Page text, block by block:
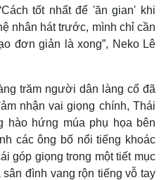
tốt nhất để 'ăn gian' khi
nhân hát trước, mình chỉ cần
đơn giản là xong”, Neko Lê
trăm người dân làng cổ đã
nhận vai giọng chính, Thái
hào hứng múa phụ họa bên
các ông bố nổi tiếng khoác
góp giọng trong một tiết mục
đình vang rộn tiếng vỗ tay